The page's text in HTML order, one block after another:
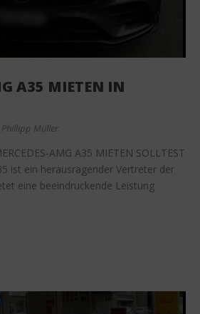
A35 MIETEN IN
Phillipp Müller
AMG A35 MIETEN SOLLTEST
ist ein herausragender Vertreter der
eine beeindruckende Leistung